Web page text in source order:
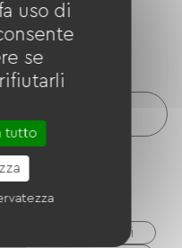
coperta
per bambini
/ Scivolo
per bambini
uso di
se
tutto